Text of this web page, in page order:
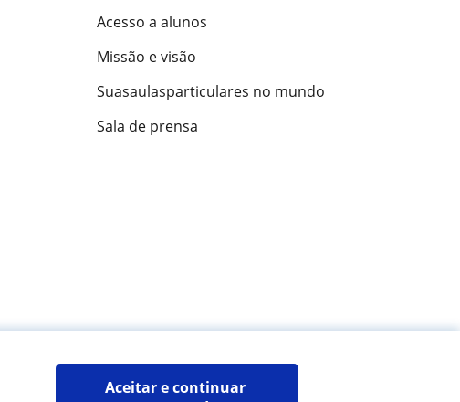
Aceitar e continuar
Acesso a alunos
Missão e visão
Suasaulasparticulares no mundo
Sala de prensa
opiniões de alunos